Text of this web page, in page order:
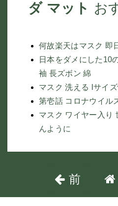
ダ マット お
何故楽天はマスク 即
日本をダメにした10
袖 長ズボン 綿
マスク 洗える lサイ
第壱話 コロナウイル
マスク ワイヤー入り
んように
前